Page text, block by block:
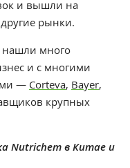
и вышли на
рынки.
нашли много
и c многими
— Corteva, Bayer,
крупных
Nutrichem в Китае и